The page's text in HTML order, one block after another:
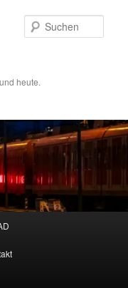
heute.